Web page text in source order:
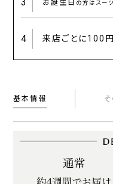
3 お誕生日 の方はスー
4 来店ごとに100
基本情報